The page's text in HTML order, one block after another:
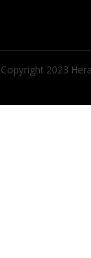
Copyright 2023